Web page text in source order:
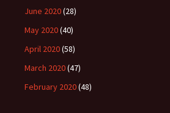
June 2020(28)
May 2020(40)
April 2020(58)
March 2020(47)
February 2020(48)